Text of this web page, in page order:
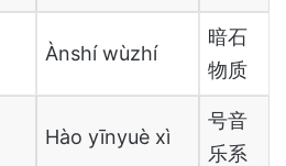
Ànshí wùzhí
暗石
物质
Hào yīnyuè xì
号音
乐系